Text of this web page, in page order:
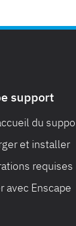
support
du
et installer
requises
avec Enscape